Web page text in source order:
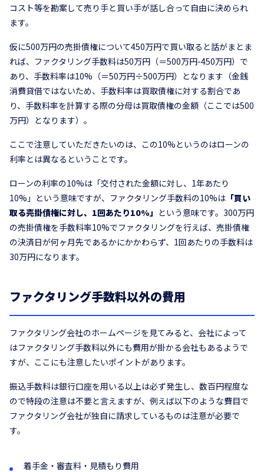
コスト等を勘案して売り手と買い手が話し合って自由に決められ
ます。
仮に500万円の売掛債権について450万円で買い取ると話がまとま
れば、ファクタリング手数料は50万円（＝500万円-450万円）で
あり、手数料率は10%（＝50万円÷500万円）となります（金銭
消費貸借ではないため、手数料率は買取債権に対する割合であ
り、手数料率を計算する際の分母は買取債権の金額（ここでは500
万円）となります）。
ここで注意していただきたいのは、この10%というのはローンの
利率とは異なるということです。
ローンの利率の10%は「交付された金額に対し、1年あたり
10%」という意味ですが、ファクタリング手数料の10%は 「買い
取る売掛債権に対し、1回あたり10%」 という意味です。300万円
の売掛債権を手数料率10%でファクタリングを行えば、売掛債権
の決済日が何ヶ月先であるかにかかわらず、1回あたりの手数料は
30万円になります。
ファクタリング手数料以外の費用
ファクタリング会社のホームページを見てみると、会社によって
はファクタリング手数料以外にも費用が掛かる会社もあるようで
すが、ここにも注意したいポイントがあります。
振込手数料は銀行口座を用いる以上は必ず発生し、数百円程度な
ので特段の注意は不要と言えますが、例えば以下のような費目で
ファクタリング会社が独自に請求しているものは注意が必要で
す。
着手金・審査料・見積もり費用